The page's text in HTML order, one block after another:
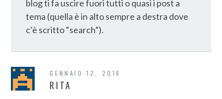
blog ti fa uscire fuori tutti o quasi i post a
tema (quella è in alto sempre a destra dove
c’è scritto “search”).
GENNAIO 12, 2016
RITA